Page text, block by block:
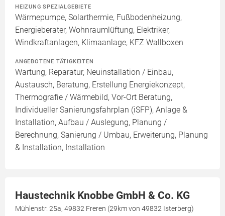
HEIZUNG SPEZIALGEBIETE
Wärmepumpe, Solarthermie, Fußbodenheizung,
Energieberater, Wohnraumlüftung, Elektriker,
Windkraftanlagen, Klimaanlage, KFZ Wallboxen
ANGEBOTENE TÄTIGKEITEN
Wartung, Reparatur, Neuinstallation / Einbau,
Austausch, Beratung, Erstellung Energiekonzept,
Thermografie / Wärmebild, Vor-Ort Beratung,
Individueller Sanierungsfahrplan (iSFP), Anlage &
Installation, Aufbau / Auslegung, Planung /
Berechnung, Sanierung / Umbau, Erweiterung, Planung
& Installation, Installation
Haustechnik Knobbe GmbH & Co. KG
Mühlenstr. 25a, 49832 Freren (29km von 49832 Isterberg)